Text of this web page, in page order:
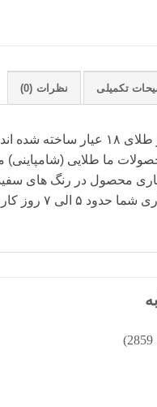
تکمیلی نظرات (0)
شده اند.
ما طلایی (شامپاینی)
محصول در رنگ های
برد و هزینه آن جداگانه محاسبه می شود.